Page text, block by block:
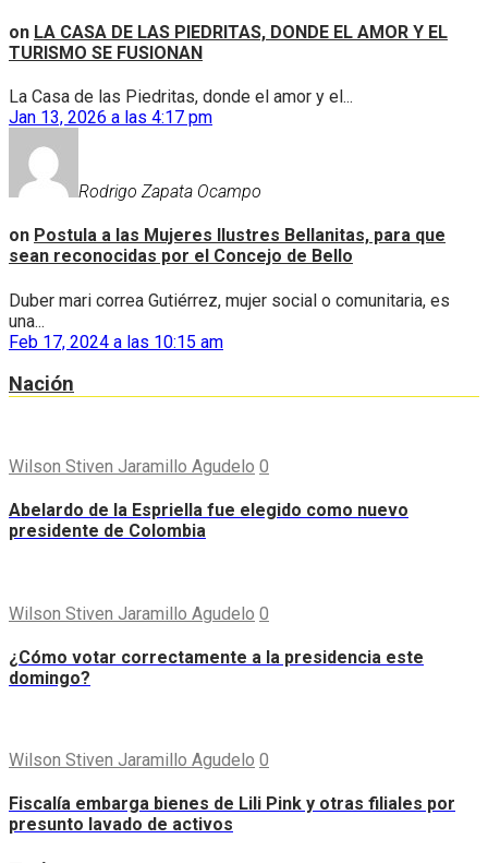
on LA CASA DE LAS PIEDRITAS, DONDE EL AMOR Y EL
TURISMO SE FUSIONAN
La Casa de las Piedritas, donde el amor y el...
Jan 13, 2026 a las 4:17 pm
Rodrigo Zapata Ocampo
on Postula a las Mujeres Ilustres Bellanitas, para que
sean reconocidas por el Concejo de Bello
Duber mari correa Gutiérrez, mujer social o comunitaria, es
una...
Feb 17, 2024 a las 10:15 am
Nación
Wilson Stiven Jaramillo Agudelo 0
Abelardo de la Espriella fue elegido como nuevo
presidente de Colombia
Wilson Stiven Jaramillo Agudelo 0
¿Cómo votar correctamente a la presidencia este
domingo?
Wilson Stiven Jaramillo Agudelo 0
Fiscalía embarga bienes de Lili Pink y otras filiales por
presunto lavado de activos